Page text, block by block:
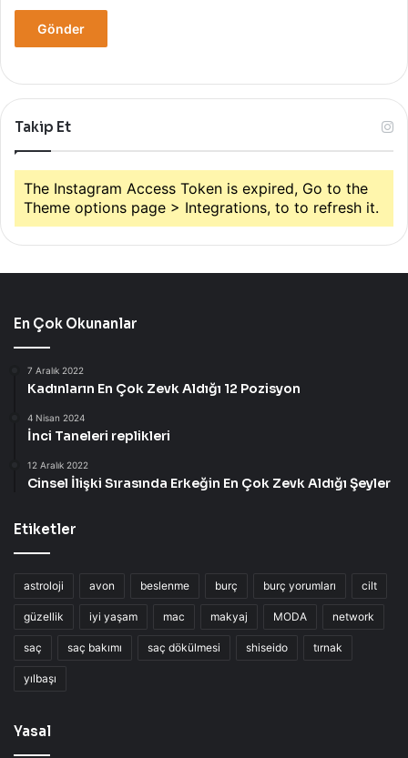
Takip Et
The Instagram Access Token is expired, Go to the
Theme options page > Integrations, to to refresh it.
En Çok Okunanlar
7 Aralık 2022
Kadınların En Çok Zevk Aldığı 12 Pozisyon
4 Nisan 2024
İnci Taneleri replikleri
12 Aralık 2022
Cinsel İlişki Sırasında Erkeğin En Çok Zevk Aldığı Şeyler
Etiketler
astroloji avon beslenme burç burç yorumları cilt
güzellik iyi yaşam mac makyaj MODA network
saç saç bakımı saç dökülmesi shiseido tırnak
yılbaşı
Yasal